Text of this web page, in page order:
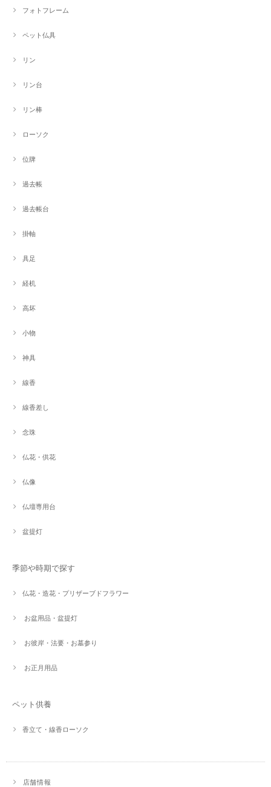
フォトフレーム
ペット仏具
リン
リン台
リン棒
ローソク
位牌
過去帳
過去帳台
掛軸
具足
経机
高坏
小物
神具
線香
線香差し
念珠
仏花・供花
仏像
仏壇専用台
盆提灯
季節や時期で探す
仏花・造花・プリザーブドフラワー
お盆用品・盆提灯
お彼岸・法要・お墓参り
お正月用品
ペット供養
香立て・線香ローソク
店舗情報